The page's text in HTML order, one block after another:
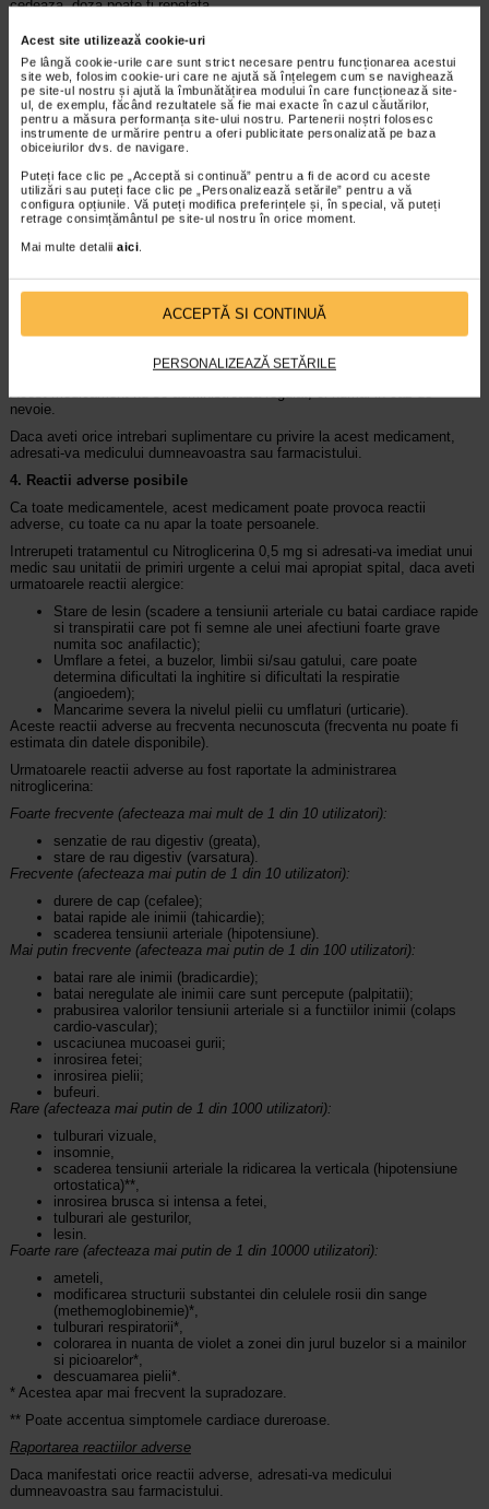
Acest site utilizează cookie-uri
Pe lângă cookie-urile care sunt strict necesare pentru funcționarea acestui
site web, folosim cookie-uri care ne ajută să înțelegem cum se navighează
pe site-ul nostru și ajută la îmbunătățirea modului în care funcționează site-
ul, de exemplu, făcând rezultatele să fie mai exacte în cazul căutărilor,
pentru a măsura performanța site-ului nostru. Partenerii noștri folosesc
instrumente de urmărire pentru a oferi publicitate personalizată pe baza
obiceiurilor dvs. de navigare.
Puteți face clic pe „Acceptă si continuă” pentru a fi de acord cu aceste
utilizări sau puteți face clic pe „Personalizează setările” pentru a vă
configura opțiunile. Vă puteți modifica preferințele și, în special, vă puteți
retrage consimțământul pe site-ul nostru în orice moment.
Mai multe detalii aici.
ACCEPTĂ SI CONTINUĂ
PERSONALIZEAZĂ SETĂRILE
cedeaza, doza poate fi repetata.
Inainte de angiografie coronariana, 1-2 comprimate se dizolva in gura.
Utilizarea la copii si adolescenti
Nu este recomandata utilizarea la copii si adolescenti.
Daca luati mai multa Nitroglicerina 0,5 mg decat trebuie
Principalele semne care pot aparea in caz de intoxicatie acuta cu
nitroglicerina sunt: dureri de cap, greata, varsaturi, diaree, ameteli,
senzatie de slabiciune, bufeuri, febra, teama fara motiv, tensiune arteriala
scazuta, batai anormale rapide ale inimii, inrosirea pielii si dezvoltarea de
methemoglobinemie (manifestata prin culoarea albastruie a buzelor,
unghiilor si palmelor) in intoxicatiile severe.
In cazul supradozajului accidental sau intoxicatiei cu Nitroglicerina 0,5
Daca uitati sa luati Nitroglicerina 0,5 mg
Acest medicament nu se administreaza regulat, ci numai in caz de
nevoie.
Daca incetati sa luati Nitroglicerina 0,5 mg
Acest medicament nu se administreaza regulat, ci numai in caz de
nevoie.
Daca aveti orice intrebari suplimentare cu privire la acest medicament,
adresati-va medicului dumneavoastra sau farmacistului.
4. Reactii adverse posibile
Ca toate medicamentele, acest medicament poate provoca reactii
adverse, cu toate ca nu apar la toate persoanele.
Intrerupeti tratamentul cu Nitroglicerina 0,5 mg si adresati-va imediat unui
medic sau unitatii de primiri urgente a celui mai apropiat spital, daca aveti
urmatoarele reactii alergice:
Stare de lesin (scadere a tensiunii arteriale cu batai cardiace rapide
si transpiratii care pot fi semne ale unei afectiuni foarte grave
numita soc anafilactic);
Umflare a fetei, a buzelor, limbii si/sau gatului, care poate
determina dificultati la inghitire si dificultati la respiratie
(angioedem);
Mancarime severa la nivelul pielii cu umflaturi (urticarie).
Aceste reactii adverse au frecventa necunoscuta (frecventa nu poate fi
estimata din datele disponibile).
Urmatoarele reactii adverse au fost raportate la administrarea
nitroglicerina:
Foarte frecvente (afecteaza mai mult de 1 din 10 utilizatori):
senzatie de rau digestiv (greata),
stare de rau digestiv (varsatura).
Frecvente (afecteaza mai putin de 1 din 10 utilizatori):
durere de cap (cefalee);
batai rapide ale inimii (tahicardie);
scaderea tensiunii arteriale (hipotensiune).
Mai putin frecvente (afecteaza mai putin de 1 din 100 utilizatori):
batai rare ale inimii (bradicardie);
batai neregulate ale inimii care sunt percepute (palpitatii);
prabusirea valorilor tensiunii arteriale si a functiilor inimii (colaps
cardio-vascular);
uscaciunea mucoasei gurii;
inrosirea fetei;
inrosirea pielii;
bufeuri.
Rare (afecteaza mai putin de 1 din 1000 utilizatori):
tulburari vizuale,
insomnie,
scaderea tensiunii arteriale la ridicarea la verticala (hipotensiune
ortostatica)**,
inrosirea brusca si intensa a fetei,
tulburari ale gesturilor,
lesin.
Foarte rare (afecteaza mai putin de 1 din 10000 utilizatori):
ameteli,
modificarea structurii substantei din celulele rosii din sange
(methemoglobinemie)*,
tulburari respiratorii*,
colorarea in nuanta de violet a zonei din jurul buzelor si a mainilor
si picioarelor*,
descuamarea pielii*.
* Acestea apar mai frecvent la supradozare.
** Poate accentua simptomele cardiace dureroase.
Raportarea reactiilor adverse
Daca manifestati orice reactii adverse, adresati-va medicului
dumneavoastra sau farmacistului.